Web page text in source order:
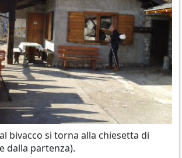
bivacco si torna alla chiesetta di
dalla partenza).